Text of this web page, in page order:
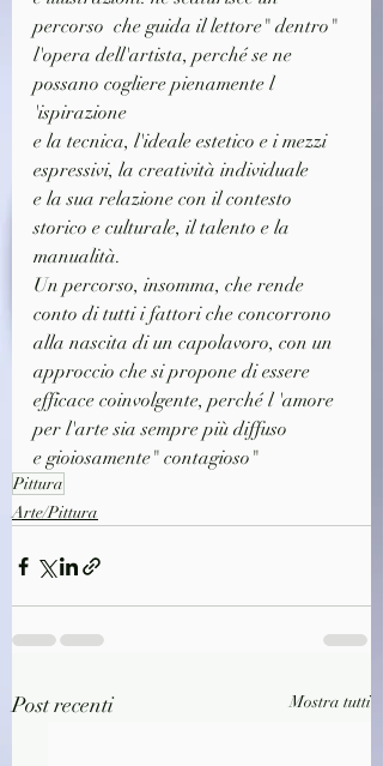
percorso  che guida il lettore" dentro"
l'opera dell'artista, perché se ne
possano cogliere pienamente l
'ispirazione
e la tecnica, l'ideale estetico e i mezzi
espressivi, la creatività individuale
e la sua relazione con il contesto
storico e culturale, il talento e la
manualità.
Un percorso, insomma, che rende
conto di tutti i fattori che concorrono
alla nascita di un capolavoro, con un
approccio che si propone di essere
efficace coinvolgente, perché l 'amore
per l'arte sia sempre più diffuso
e gioiosamente" contagioso"
Pittura
Arte/Pittura
Post recenti Mostra tutti